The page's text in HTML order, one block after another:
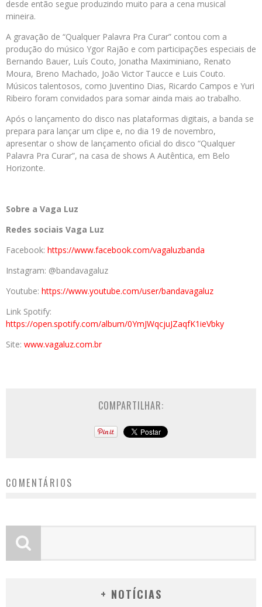
desde então segue produzindo muito para a cena musical
mineira.
A gravação de “Qualquer Palavra Pra Curar” contou com a
produção do músico Ygor Rajão e com participações especiais de
Bernando Bauer, Luís Couto, Jonatha Maximiniano, Renato
Moura, Breno Machado, João Victor Taucce e Luis Couto.
Músicos talentosos, como Juventino Dias, Ricardo Campos e Yuri
Ribeiro foram convidados para somar ainda mais ao trabalho.
Após o lançamento do disco nas plataformas digitais, a banda se
prepara para lançar um clipe e, no dia 19 de novembro,
apresentar o show de lançamento oficial do disco “Qualquer
Palavra Pra Curar”, na casa de shows A Autêntica, em Belo
Horizonte.
Sobre a Vaga Luz
Redes sociais Vaga Luz
Facebook: https://www.facebook.com/vagaluzbanda
Instagram: @bandavagaluz
Youtube: https://www.youtube.com/user/bandavagaluz
Link Spotify:
https://open.spotify.com/album/0YmJWqcjuJZaqfK1ieVbky
Site: www.vagaluz.com.br
COMPARTILHAR:
COMENTÁRIOS
+ NOTÍCIAS